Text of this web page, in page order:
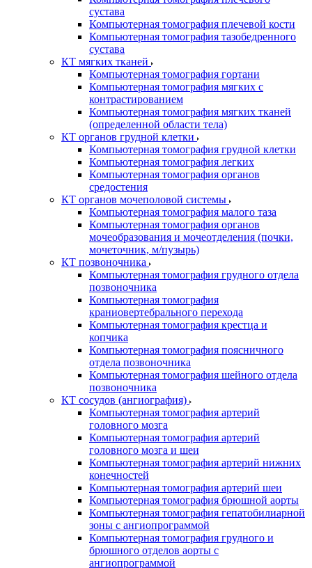
сустава
Компьютерная томография плечевой кости
Компьютерная томография тазобедренного
сустава
КТ мягких тканей
Компьютерная томография гортани
Компьютерная томография мягких с
контрастированием
Компьютерная томография мягких тканей
(определенной области тела)
КТ органов грудной клетки
Компьютерная томография грудной клетки
Компьютерная томография легких
Компьютерная томография органов
средостения
КТ органов мочеполовой системы
Компьютерная томография малого таза
Компьютерная томография органов
мочеобразования и мочеотделения (почки,
мочеточник, м/пузырь)
КТ позвоночника
Компьютерная томография грудного отдела
позвоночника
Компьютерная томография
краниовертебрального перехода
Компьютерная томография крестца и
копчика
Компьютерная томография поясничного
отдела позвоночника
Компьютерная томография шейного отдела
позвоночника
КТ сосудов (ангиография)
Компьютерная томография артерий
головного мозга
Компьютерная томография артерий
головного мозга и шеи
Компьютерная томография артерий нижних
конечностей
Компьютерная томография артерий шеи
Компьютерная томография брюшной аорты
Компьютерная томография гепатобилиарной
зоны с ангиопрограммой
Компьютерная томография грудного и
брюшного отделов аорты с
ангиопрограммой